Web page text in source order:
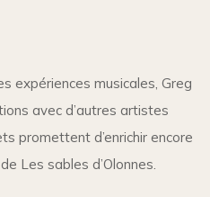
expériences musicales, Greg
avec d’autres artistes
promettent d’enrichir encore
Les sables d’Olonnes.